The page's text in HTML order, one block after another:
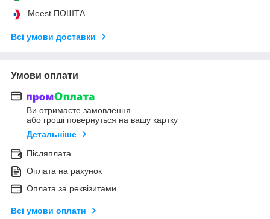
Meest ПОШТА
Всі умови доставки
Умови оплати
Ви отримаєте замовлення
або гроші повернуться на вашу картку
Детальніше
Післяплата
Оплата на рахунок
Оплата за реквізитами
Всі умови оплати